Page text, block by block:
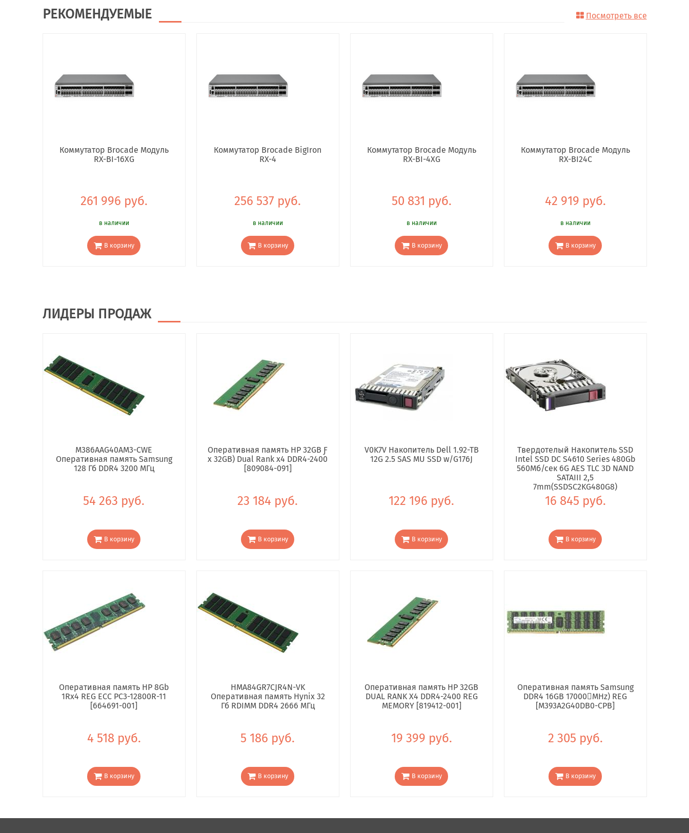
РЕКОМЕНДУЕМЫЕ Посмотреть все
Коммутатор Brocade Модуль
RX-BI-16XG
261 996 руб.
в наличии
В корзину
Коммутатор Brocade BigIron
RX-4
256 537 руб.
в наличии
В корзину
Коммутатор Brocade Модуль
RX-BI-4XG
50 831 руб.
в наличии
В корзину
Коммутатор Brocade Модуль
RX-BI24C
42 919 руб.
в наличии
В корзину
ЛИДЕРЫ ПРОДАЖ
M386AAG40AM3-CWE
Оперативная память Samsung
128 Гб DDR4 3200 МГц
54 263 руб.
В корзину
Оперативная память HP 32GB Ƒ
x 32GB) Dual Rank x4 DDR4-2400
[809084-091]
23 184 руб.
В корзину
V0K7V Накопитель Dell 1.92-TB
12G 2.5 SAS MU SSD w/G176J
122 196 руб.
В корзину
Твердотелый Накопитель SSD
Intel SSD DC S4610 Series 480Gb
560Мб/сек 6G AES TLC 3D NAND
SATAIII 2,5
7mm(SSDSC2KG480G8)
16 845 руб.
В корзину
Оперативная память HP 8Gb
1Rx4 REG ECC PC3-12800R-11
[664691-001]
4 518 руб.
В корзину
HMA84GR7CJR4N-VK
Оперативная память Hynix 32
Гб RDIMM DDR4 2666 МГц
5 186 руб.
В корзину
Оперативная память HP 32GB
DUAL RANK X4 DDR4-2400 REG
MEMORY [819412-001]
19 399 руб.
В корзину
Оперативная память Samsung
DDR4 16GB 17000񢋕MHz) REG
[M393A2G40DB0-CPB]
2 305 руб.
В корзину